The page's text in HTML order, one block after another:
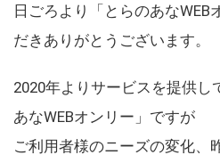
日ごろより「とらのあなWEB
だきありがとうございます。
2020年よりサービスを提供し
あなWEBオンリー」ですが
ご利用者様のニーズの変化、